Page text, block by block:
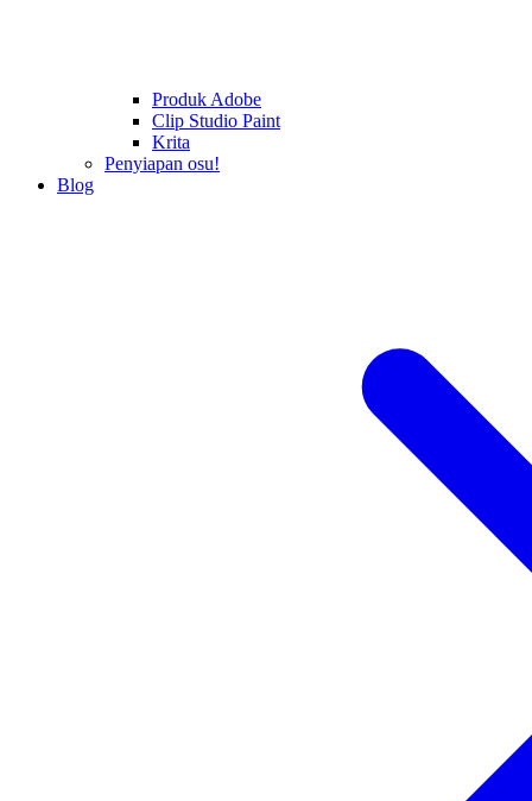
Produk Adobe
Clip Studio Paint
Krita
Penyiapan osu!
Blog